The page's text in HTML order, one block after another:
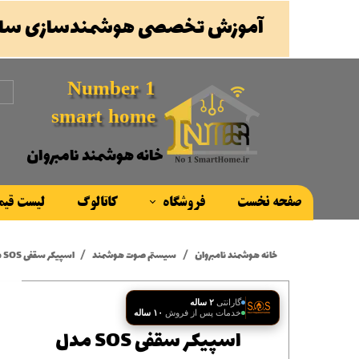
Number 1
smart home
صفحه نخست فروشگاه کاتالوگ لیست
خانه هوشمند نامبروان
آموزش تخصصی هوشمندسازی
خانه هوشمند نامبروان سیستم صوت هوشمند اسپیکر سقفی SOS مدل SP601
اسپیکر سقفی SOS مدل
گارانتی ۲ ساله
خدمات پس از فروش ۱۰ ساله